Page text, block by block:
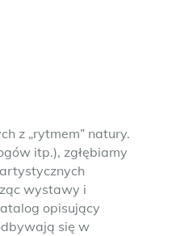
z „rytmem” natury.
itp.), zgłębiamy
wystawy i
opisujący
się w